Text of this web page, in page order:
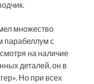
множество
парабеллум с
на наличие
деталей, он в
Но при всех